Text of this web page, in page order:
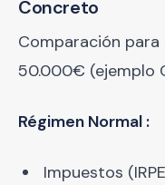
Concreto
Comparación
50.000€ (ejemplo
Régimen Normal :
Impuestos